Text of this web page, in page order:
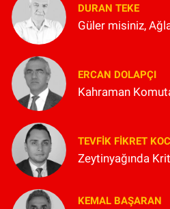
DURAN TEKE
Güler misiniz,
ERCAN DOLAPÇI
Kahraman
TEVFIK FIKRET
Zeytinyağında
KEMAL BAŞARAN